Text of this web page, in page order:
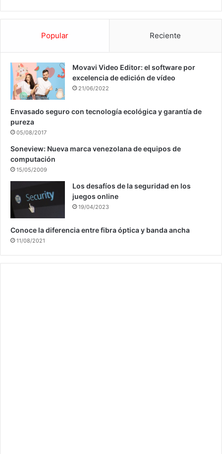
Popular Reciente
Movavi Video Editor: el software por
excelencia de edición de vídeo
21/06/2022
Envasado seguro con tecnología ecológica y garantía de
pureza
05/08/2017
Soneview: Nueva marca venezolana de equipos de
computación
15/05/2009
Los desafíos de la seguridad en los
juegos online
19/04/2023
Conoce la diferencia entre fibra óptica y banda ancha
11/08/2021